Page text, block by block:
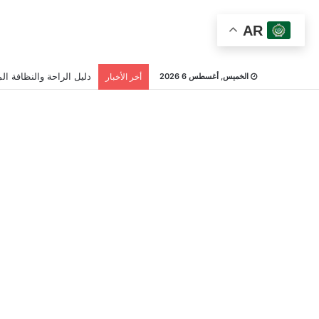
الخميس, أغسطس 6 2026 أخر الأخبار دليل الراحة والنظافة
AR